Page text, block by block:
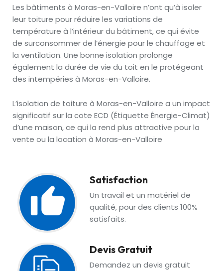
Les bâtiments à Moras-en-Valloire n’ont qu’à isoler
leur toiture pour réduire les variations de
température à l’intérieur du bâtiment, ce qui évite
de surconsommer de l’énergie pour le chauffage et
la ventilation. Une bonne isolation prolonge
également la durée de vie du toit en le protégeant
des intempéries à Moras-en-Valloire.
L’isolation de toiture à Moras-en-Valloire a un impact
significatif sur la cote ECD (Étiquette Énergie-Climat)
d’une maison, ce qui la rend plus attractive pour la
vente ou la location à Moras-en-Valloire
Satisfaction
Un travail et un matériel de
qualité, pour des clients 100%
satisfaits.
Devis Gratuit
Demandez un devis gratuit